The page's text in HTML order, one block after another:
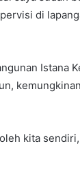
di
Istana
kita